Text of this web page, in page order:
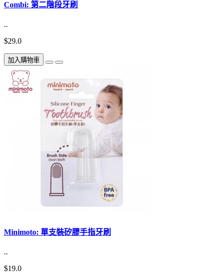
Combi: 第二階段牙刷
..
$29.0
加入購物車
Minimoto: 單支裝矽膠手指牙刷
..
$19.0